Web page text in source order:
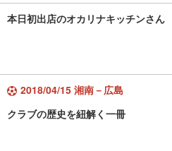
本日初出店のオカリナキッチンさん
2018/04/15 湘南－広島
クラブの歴史を紐解く一冊